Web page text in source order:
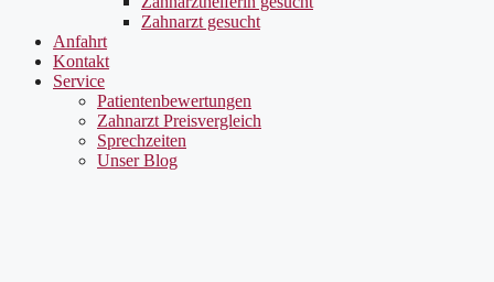
Zahnarzt gesucht
Anfahrt
Kontakt
Service
Patientenbewertungen
Zahnarzt Preisvergleich
Sprechzeiten
Unser Blog